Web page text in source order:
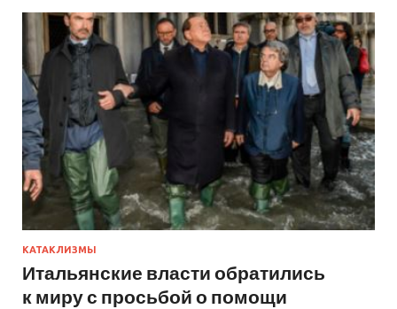
КАТАКЛИЗМЫ
Итальянские власти обратились
к миру с просьбой о помощи